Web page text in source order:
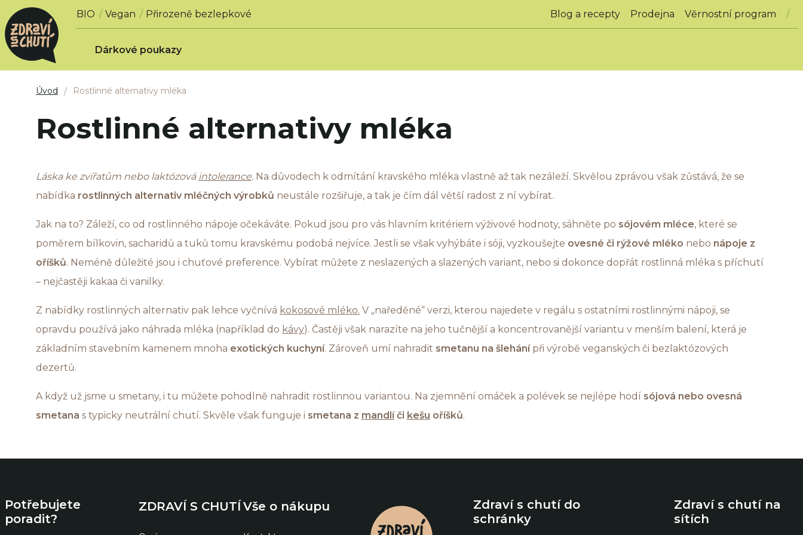
BIO Vegan Přirozeně bezlepkové Blog a recepty Prodejna Věrnostní program
Dárkové poukazy
Úvod Rostlinné alternativy mléka
Rostlinné alternativy mléka
Láska ke zvířatům nebo laktózová intolerance. Na důvodech k odmítání kravského mléka vlastně až tak nezáleží. Skvělou zprávou však zůstává, že se
nabídka rostlinných alternativ mléčných výrobků neustále rozšiřuje, a tak je čím dál větší radost z ní vybírat.
Jak na to? Záleží, co od rostlinného nápoje očekáváte. Pokud jsou pro vás hlavním kritériem výživové hodnoty, sáhněte po sójovém mléce, které se
poměrem bílkovin, sacharidů a tuků tomu kravskému podobá nejvíce. Jestli se však vyhýbáte i sóji, vyzkoušejte ovesné či rýžové mléko nebo nápoje z
oříšků. Neméně důležité jsou i chuťové preference. Vybírat můžete z neslazených a slazených variant, nebo si dokonce dopřát rostlinná mléka s příchutí
– nejčastěji kakaa či vanilky.
Z nabídky rostlinných alternativ pak lehce vyčnívá kokosové mléko. V „naředěné“ verzi, kterou najedete v regálu s ostatními rostlinnými nápoji, se
opravdu používá jako náhrada mléka (například do kávy). Častěji však narazíte na jeho tučnější a koncentrovanější variantu v menším balení, která je
základním stavebním kamenem mnoha exotických kuchyní. Zároveň umí nahradit smetanu na šlehání při výrobě veganských či bezlaktózových
dezertů.
A když už jsme u smetany, i tu můžete pohodlně nahradit rostlinnou variantou. Na zjemnění omáček a polévek se nejlépe hodí sójová nebo ovesná
smetana s typicky neutrální chutí. Skvěle však funguje i smetana z mandlíči kešu oříšků.
Potřebujete
poradit?
ZDRAVÍ S CHUTÍ Vše o nákupu
Zdraví s chutí do
schránky
Zdraví s chutí na
sítích